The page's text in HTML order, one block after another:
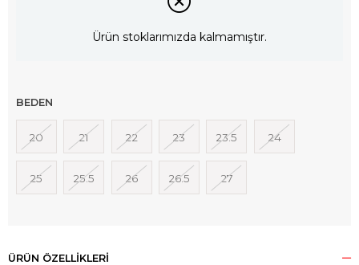
Ürün stoklarımızda kalmamıştır.
BEDEN
20 21 22 23 23.5 24
25 25.5 26 26.5 27
ÜRÜN ÖZELLIKLERI